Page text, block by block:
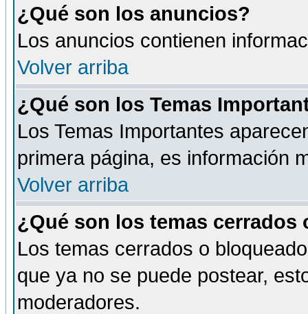
¿Qué son los anuncios?
Los anuncios contienen
Volver arriba
¿Qué son los Temas
Los Temas Importantes
primera página, es información
Volver arriba
¿Qué son los temas cerrados
Los temas cerrados o
que ya no se puede postear,
moderadores.